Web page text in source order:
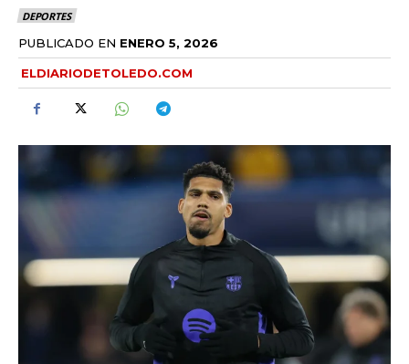
DEPORTES
PUBLICADO EN ENERO 5, 2026
ELDIARIODETOLEDO.COM